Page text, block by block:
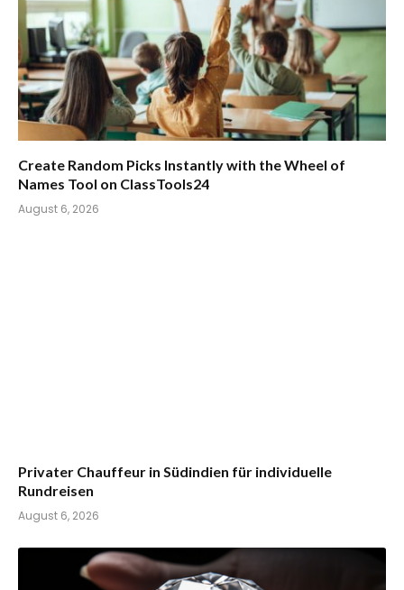
Create Random Picks Instantly with the Wheel of
Names Tool on ClassTools24
August 6, 2026
Privater Chauffeur in Südindien für individuelle
Rundreisen
August 6, 2026